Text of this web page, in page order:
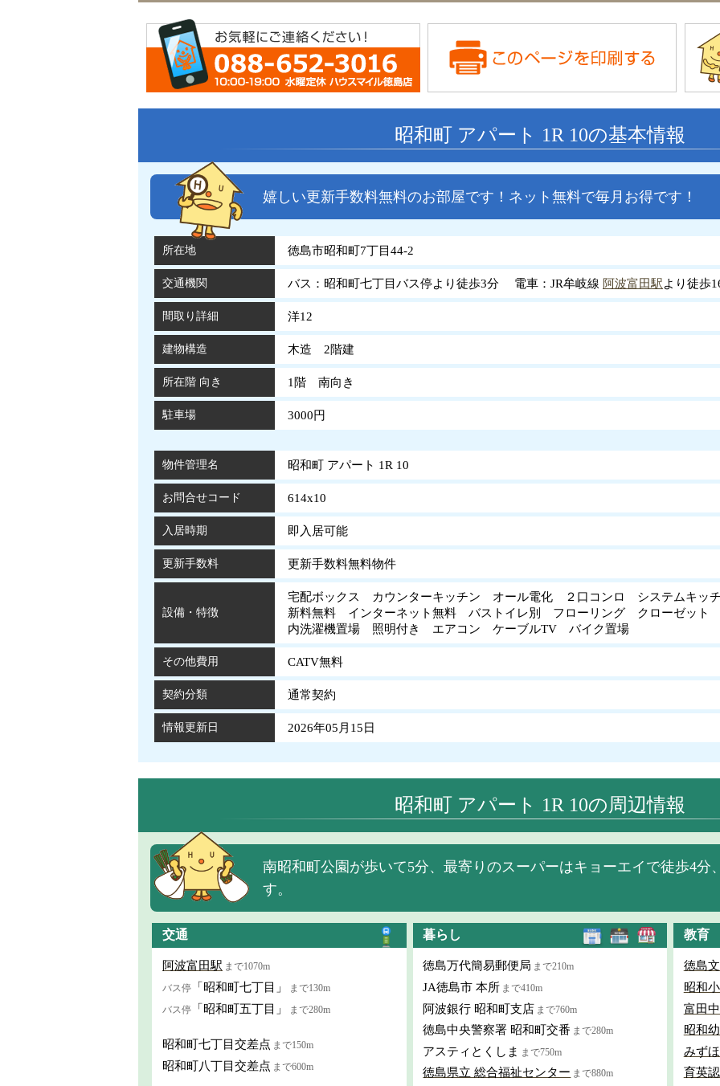
昭和町 アパート 1R 10の基本情報
嬉しい更新手数料無料のお部屋です！ネット無料で毎月お得です！
所在地 徳島市昭和町7丁目44-2
交通機関 バス：昭和町七丁目バス停より徒歩3分 電車：JR牟岐線 阿波富田駅より徒歩
間取り詳細 洋12
建物構造 木造 2階建
所在階 向き 1階 南向き
駐車場 3000円
物件管理名 昭和町 アパート 1R 10
お問合せコード 614x10
入居時期 即入居可能
更新手数料 更新手数料無料物件
設備・特徴
宅配ボックス カウンターキッチン オール電化 ２口コンロ システムキ
新料無料 インターネット無料 バストイレ別 フローリング クローゼッ
内洗濯機置場 照明付き エアコン ケーブルTV バイク置場
その他費用 CATV無料
契約分類 通常契約
情報更新日 2026年05月15日
昭和町 アパート 1R 10の周辺情報
南昭和町公園が歩いて5分、最寄りのスーパーはキョーエイで徒歩4分
す。
交通
阿波富田駅 まで1070m
バス停 「昭和町七丁目」
まで130m
バス停 「昭和町五丁目」 まで280m
昭和町七丁目交差点 まで150m
昭和町八丁目交差点 まで600m
暮らし
徳島万代簡易郵便局 まで210m
JA徳島市 本所 まで410m
阿波銀行 昭和町支店 まで760m
徳島中央警察署 昭和町交番 まで280m
アスティとくしま まで750m
徳島県立 総合福祉センター まで880m
教育
徳島
昭和
富田
昭和
みず
育英